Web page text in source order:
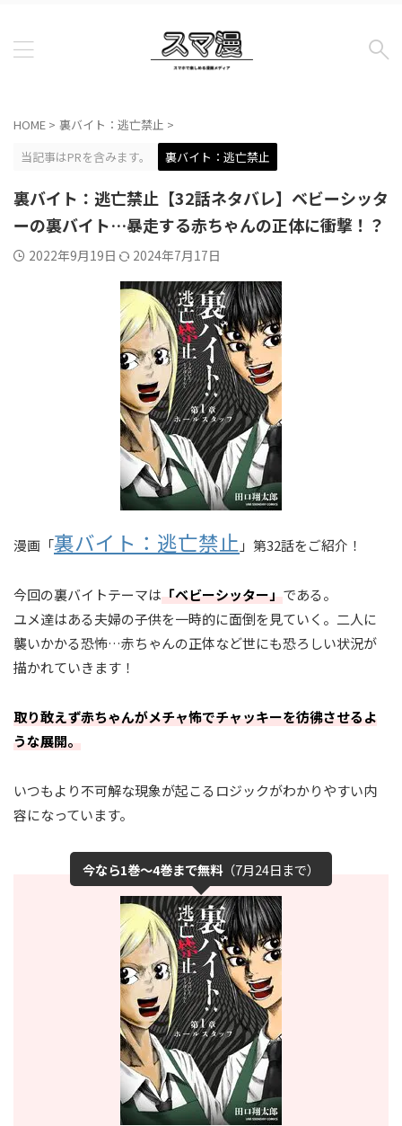
HOME > 裏バイト：逃亡禁止 >
当記事はPRを含みます。
裏バイト：逃亡禁止
裏バイト：逃亡禁止【32話ネタバレ】ベビーシッタ
ーの裏バイト…暴走する赤ちゃんの正体に衝撃！？
2022年9月19日 2024年7月17日
漫画「裏バイト：逃亡禁止 」第32話をご紹介！
今回の裏バイトテーマは「ベビーシッター」である。
ユメ達はある夫婦の子供を一時的に面倒を見ていく。二人に
襲いかかる恐怖…赤ちゃんの正体など世にも恐ろしい状況が
描かれていきます！
取り敢えず赤ちゃんがメチャ怖でチャッキーを彷彿させるよ
うな展開。
いつもより不可解な現象が起こるロジックがわかりやすい内
容になっています。
今なら1巻～4巻まで無料（7月24日まで）